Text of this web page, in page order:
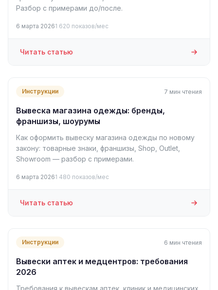
Разбор с примерами до/после.
6 марта 20261 620 показов/мес
Читать статью
Инструкции 7 мин чтения
Вывеска магазина одежды: бренды,
франшизы, шоурумы
Как оформить вывеску магазина одежды по новому
закону: товарные знаки, франшизы, Shop, Outlet,
Showroom — разбор с примерами.
6 марта 20261 480 показов/мес
Читать статью
Инструкции 6 мин чтения
Вывески аптек и медцентров: требования
2026
Требования к вывескам аптек, клиник и медицинских